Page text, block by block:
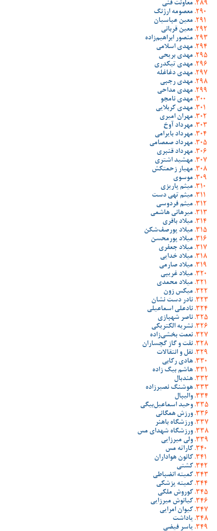
معاونت فنی
معصومه ارژنگ
معین عباسیان
معین قربانی
منصور ابراهیم‌زاده
مهدی اسلامی
مهدی بریحی
مهدی تیکدری
مهدی دغاغله
مهدی رجبی
مهدی مداحی
مهدی نامجو
مهدی کربلایی
مهران امیری
مهرداد آوخ
مهرداد بایرامی
مهرداد صمصامی
مهرداد قنبری
مهشید اشتری
مهیار زحمتکش
موسوی
میثم پاریزی
میثم تهی دست
میثم فردوسی
میرهانی هاشمی
میلاد باقری
میلاد پورصف‌شکن
میلاد پورمحسن
میلاد جعفری
میلاد خدایی
میلاد صارمی
میلاد غریبی
میلاد محمدی
میکس زون
نادر دست نشان
نادعلی اسماعیلی
ناصر شهبازی
نشریه الکتریکی
نعمت بخشی‌زاده
نفت و گاز گچساران
نقل و انتقالات
هادی رکابی
هاشم بیگ زاده
هندبال
هوشنگ نصیرزاده
والیبال
وحید اسماعیل‌بیگی
ورزش همگانی
ورزشگاه باهنر
ورزشگاه شهدای مس
ولی میرزایی
کاراته مس
کانون هواداران
کشتی
کمیته انضباطی
کمیته پزشکی
کوروش ملکی
کیانوش میرزایی
کیوان امرایی
یاداشت
یاسر فیضی